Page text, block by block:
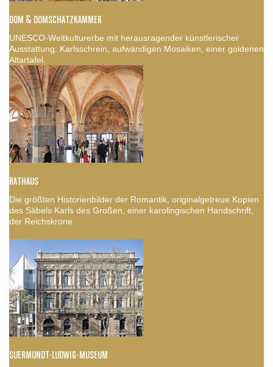
DOM & DOMSCHATZKAMMER
UNESCO-Weltkulturerbe mit herausragender künstlerischer
Ausstattung: Karlsschrein, aufwändigen Mosaiken, einer goldenen
Altartafel.
RATHAUS
Die größten Historienbilder der Romantik, originalgetreue Kopien
des Säbels Karls des Großen, einer karolingischen Handschrift,
der Reichskrone.
SUERMONDT-LUDWIG-MUSEUM